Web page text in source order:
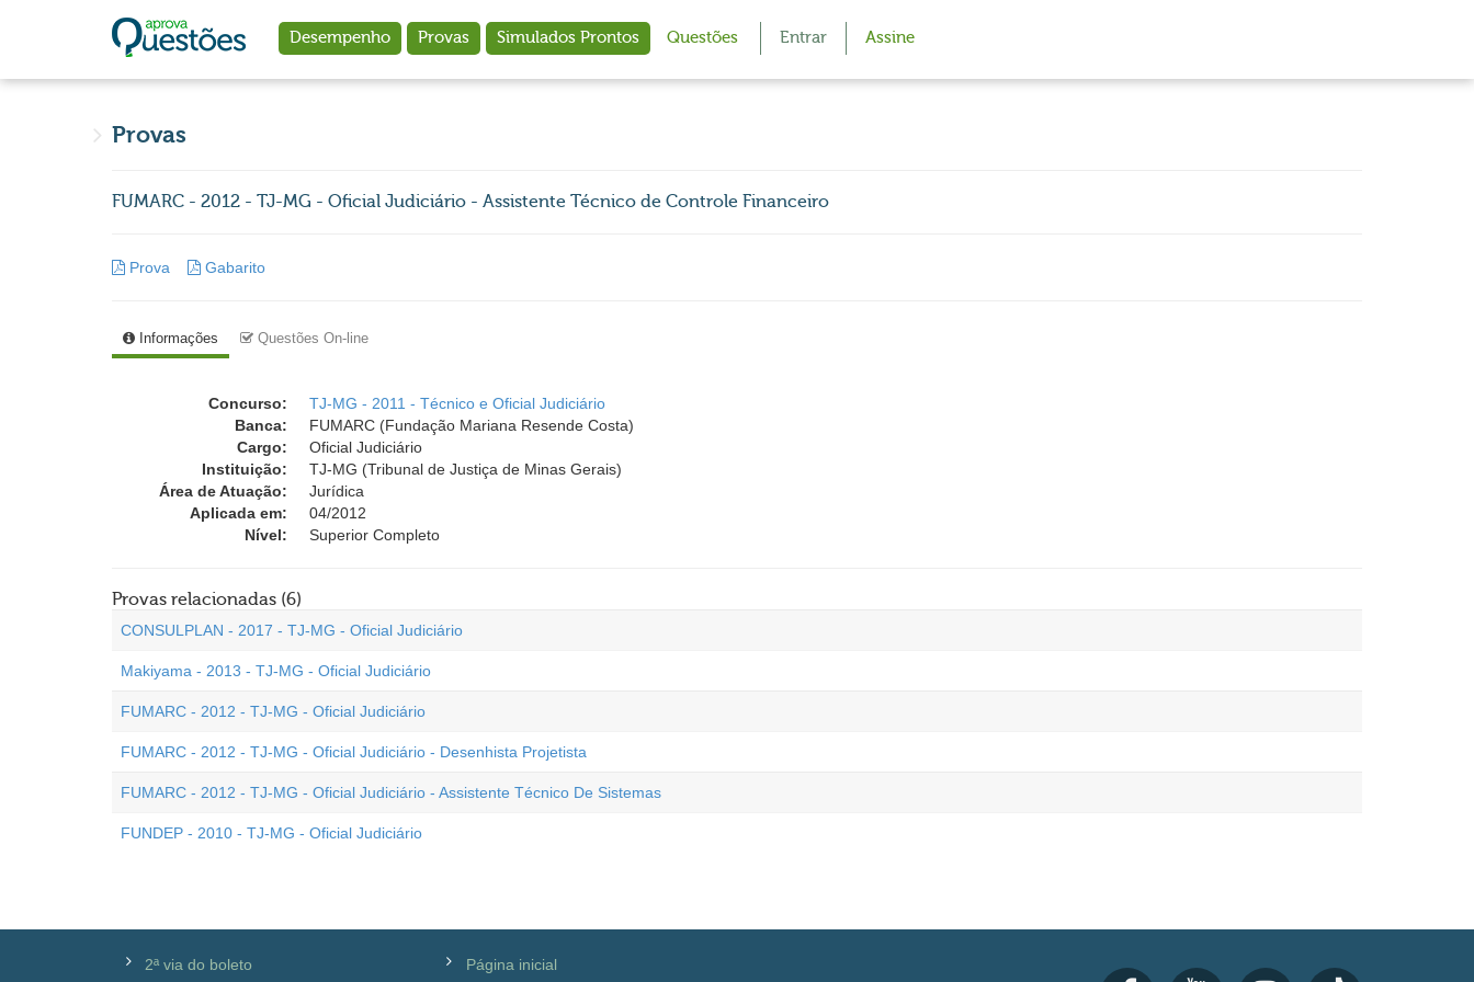
Desempenho Provas Simulados Prontos Questões Entrar Assine
Provas
FUMARC - 2012 - TJ-MG - Oficial Judiciário - Assistente Técnico de Controle Financeiro
Prova Gabarito
Informações Questões On-line
Concurso:
TJ-MG - 2011 - Técnico e Oficial Judiciário
Banca:
FUMARC (Fundação Mariana Resende Costa)
Cargo:
Oficial Judiciário
Instituição:
TJ-MG (Tribunal de Justiça de Minas Gerais)
Área de Atuação:
Jurídica
Aplicada em:
04/2012
Nível:
Superior Completo
Provas relacionadas (6)
CONSULPLAN - 2017 - TJ-MG - Oficial Judiciário
Makiyama - 2013 - TJ-MG - Oficial Judiciário
FUMARC - 2012 - TJ-MG - Oficial Judiciário
FUMARC - 2012 - TJ-MG - Oficial Judiciário - Desenhista Projetista
FUMARC - 2012 - TJ-MG - Oficial Judiciário - Assistente Técnico De Sistemas
FUNDEP - 2010 - TJ-MG - Oficial Judiciário
2ª via do boleto Página inicial